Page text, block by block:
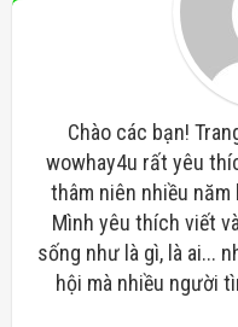
Chào các bạn!
wowhay4u rất yêu
thâm niên nhiều
Mình yêu thích viết
sống như là gì, là ai...
hội mà nhiều người